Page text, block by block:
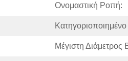
Ονομαστική Ροπή:
Μέγιστη Διάμετρος